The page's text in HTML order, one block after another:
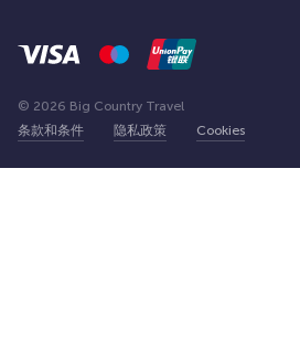
条款和条件 隐私政策 Cookies
© 2026 Big Country Travel